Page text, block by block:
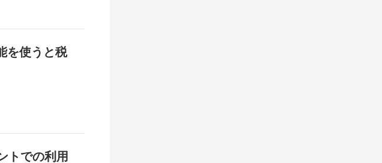
を使うと税
トでの利用